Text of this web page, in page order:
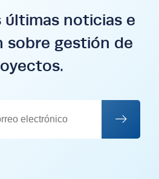
últimas noticias e
sobre gestión de